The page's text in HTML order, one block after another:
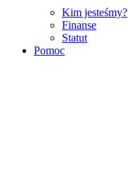
Kim jesteśmy?
Finanse
Statut
Pomoc